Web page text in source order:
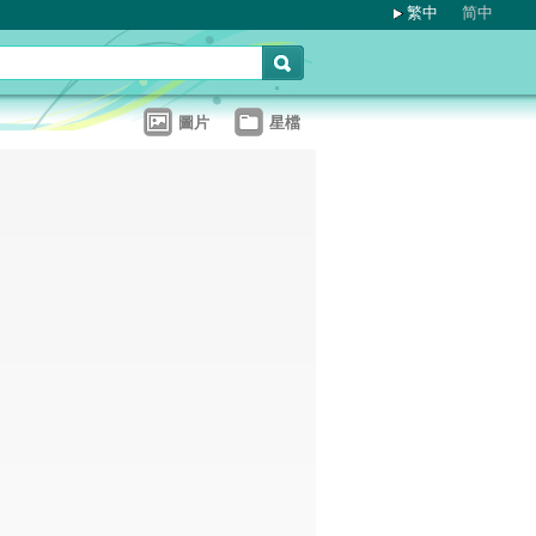
繁中 简中
圖片 星檔